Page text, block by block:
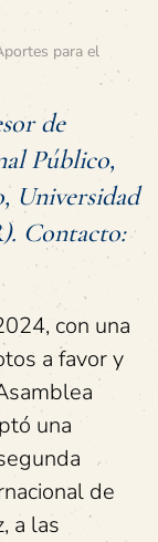
para el
de
Público,
Universidad
Contacto:
con una
a favor y
una
de
a las